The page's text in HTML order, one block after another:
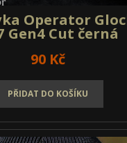
Operator
Gen4 Cut černá
90 Kč